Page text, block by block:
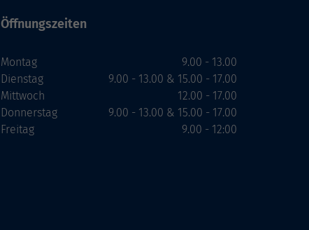
Öffnungszeiten
Montag
Dienstag
Mittwoch
Donnerstag
Freitag
9.00 - 13.00
9.00 - 13.00 & 15.00 - 17.00
12.00 - 17.00
9.00 - 13.00 & 15.00 - 17.00
9.00 - 12:00